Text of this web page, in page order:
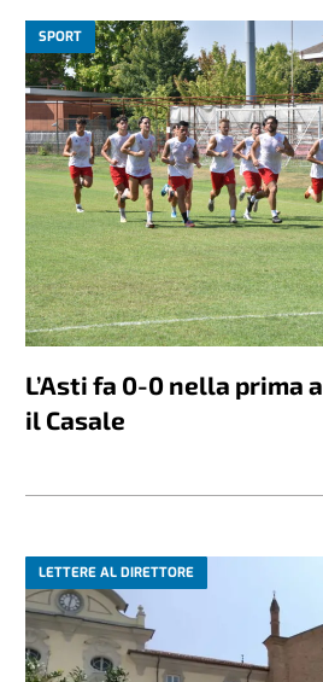
SPORT
L’Asti fa 0-0 nella prima
il Casale
LETTERE AL DIRETTORE